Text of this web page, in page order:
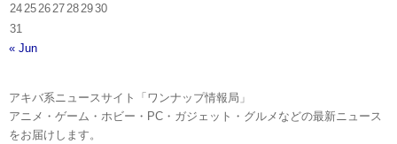
24 25 26 27 28 2930
31
« Jun
アキバ系ニュースサイト「ワンナップ情報局」
アニメ・ゲーム・ホビー・PC・ガジェット・グルメなどの最新ニュース
をお届けします。